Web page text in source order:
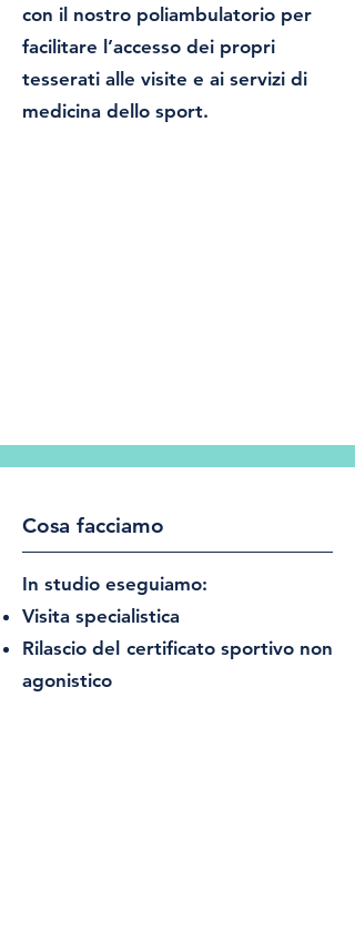
con il nostro poliambulatorio per
facilitare l’accesso dei propri
tesserati alle visite e ai servizi di
medicina dello sport.
Cosa facciamo
In studio eseguiamo:
Visita specialistica
Rilascio del certificato sportivo non
agonistico